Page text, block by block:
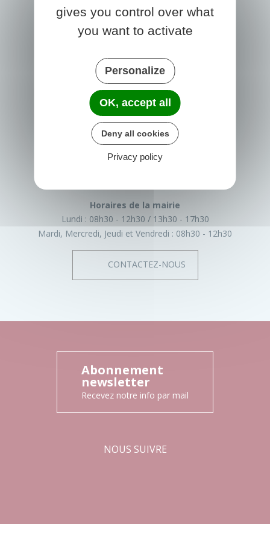
PRIGONRIEUX
1 Place du Groupe Loiseau
24130 Prigonrieux
France
Horaires de la mairie
Lundi : 08h30 - 12h30
13h30 - 17h30
Mardi, Mercredi, Jeudi et Vendredi : 08h30 - 12h30
CONTACTEZ-NOUS
Abonnement
newsletter
Recevez notre info par mail
NOUS SUIVRE
gives you control over what
you want to activate
Personalize
OK, accept all
Deny all cookies
Privacy policy